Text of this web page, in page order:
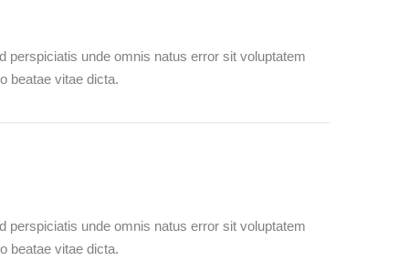
perspiciatis unde omnis natus error sit voluptatem
beatae vitae dicta.
perspiciatis unde omnis natus error sit voluptatem
beatae vitae dicta.